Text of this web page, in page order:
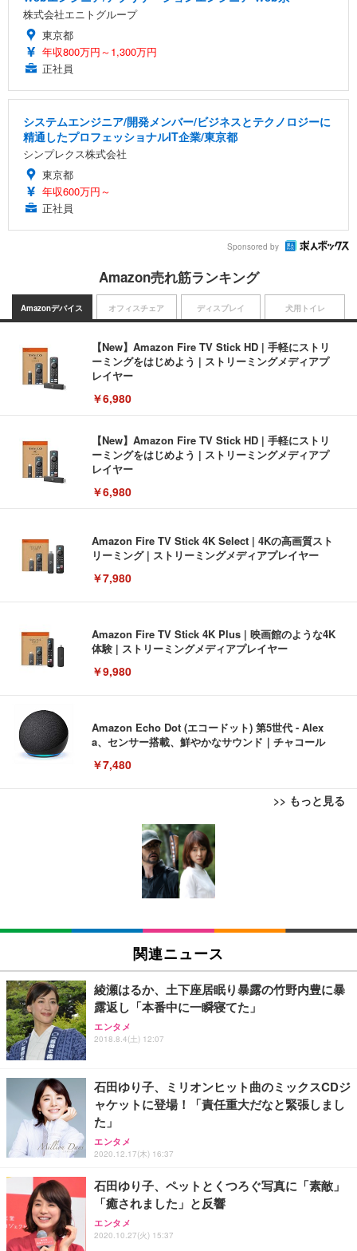
株式会社エニトグループ
東京都
年収800万円～1,300万円
正社員
システムエンジニア/開発メンバー/ビジネスとテクノロジーに
精通したプロフェッショナルIT企業/東京都
シンプレクス株式会社
東京都
年収600万円～
正社員
Sponsored by
Amazon売れ筋ランキング
Amazonデバイス
【New】Amazon Fire TV Stick HD | 手軽にストリ
ーミングをはじめよう | ストリーミングメディアプ
レイヤー
￥6,980
【New】Amazon Fire TV Stick HD | 手軽にストリ
ーミングをはじめよう | ストリーミングメディアプ
レイヤー
￥6,980
Amazon Fire TV Stick 4K Select | 4Kの高画質スト
リーミング | ストリーミングメディアプレイヤー
￥7,980
Amazon Fire TV Stick 4K Plus | 映画館のような4K
体験 | ストリーミングメディアプレイヤー
￥9,980
Amazon Echo Dot (エコードット) 第5世代 - Alex
a、センサー搭載、鮮やかなサウンド｜チャコール
￥7,480
>> もっと見る
オフィスチェア
[EdoErgo] オフィスチェア 椅子 テレワーク 疲れな
い 跳ね上げ式アームレスト コンパクト 約105度ロッ
キング pc 事務椅子 360度回転 座面昇降 強化ナイロ
ン樹脂ベース 通気性メッシュ 在宅ワーク H-WY01
(黒網+黒枠+黒足)
SIHOO B100 オフィスチェア／デスクチェア メッシ
ュチェア 人間工学 疲れない ブラック
￥27,999
Sezlife オフィスチェア デスクチェア 疲れない テレ
ワーク チェア 強化バックレスト 30度ロッキング機
能 人間工学 椅子 腰サポート 90度跳ね上げ式アーム
務用 おしゃれ パソコンチェア (ブラック)
Sezlife オフィスチェア デスクチェア 疲れない テレ
ワーク チェア 強化バックレスト 30度ロッキング機
能 人間工学 椅子 腰サポート 90度跳ね上げ式アーム
レスト 3Dヘッドレスト ハンガー付き 高反発クッシ
務用 おしゃれ パソコンチェア (ホワイト)
ANDWINT オフィスチェア デスクチェア 肘なし メ
ッシュ 通気性 ランバーサポート付き 腰サポート ガ
ス圧無段階昇降 360度回転 キャスター付き コンパク
ディスプレイ
EIZO ビジネス向けプレミアムモニター | FlexScan
EV3240X-WT | 31.5型4K UHD・USB Type-C・ホワ
￥105,595
EIZO ビジネス向けプレミアムモニター | FlexScan
￥109,572
【純正品】27"ゲーミングモニター DualSense 充電
フック付き（CFI-ZDM1J）
【整備済み品】Dell E2724HS 27インチ 液晶モニタ
ー フルHD（1920×1080）VA 非光沢 HDMI/DisplayP
ort/VGA スピーカー内蔵 高さ調整 スイベル VESA対
応 ComfortView ビジネス向け
【MiniLED/24.5inch/280Hz/FHD】GRAPHT THE S
HOOTER Gaming Monitor 24” Essential ゲーミン
グモニター QD 24.5インチ 1ms FHD 量子ドット 残
犬用トイレ
Amazonベーシック ペットシーツ 薄型 レギュラー 1
回使い捨て 無香料 ホワイト 300枚
Amazonベーシック ペットシーツ 厚型 ワイド 42枚
x2袋(84枚) ホワイト(吸収面:ライトブルー)
￥3,234
ネオ・ルーライフ ネオ・オムツ L 中型犬用 26枚入
り 単品
Smart Basic(スマートベーシック) 【Amazon.co.jp
限定】 Smart Basic アイリスオーヤマ ペットシーツ
超厚型 お徳用 ワイド 100枚入 (x 1) (ケース販売)
アイリスオーヤマ ペットシーツ 超厚型 お徳用 レギ
ュラー 200枚入【Amazon.co.jp限定】
関連ニュース
綾瀬はるか、土下座居眠り暴露の竹野内豊に暴
露返し「本番中に一瞬寝てた」
エンタメ
2018.8.4(土) 12:07
石田ゆり子、ミリオンヒット曲のミックスCDジ
ャケットに登場！「責任重大だなと緊張しまし
た」
エンタメ
2020.12.17(木) 16:37
石田ゆり子、ペットとくつろぐ写真に「素敵」
「癒されました」と反響
エンタメ
2020.10.27(火) 15:37